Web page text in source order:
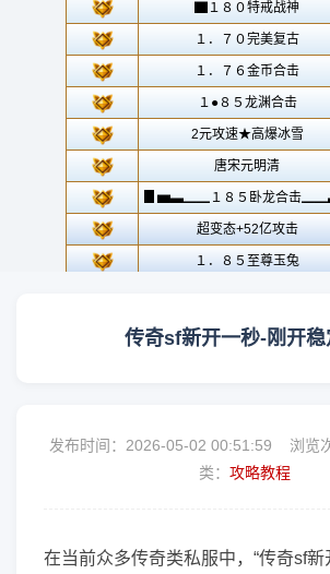
传奇sf新开一秒-刚开稳
发布时间：2026-05-02 00:51:59 浏览次
类： 攻略教程
在当前众多传奇类私服中，“传奇sf新